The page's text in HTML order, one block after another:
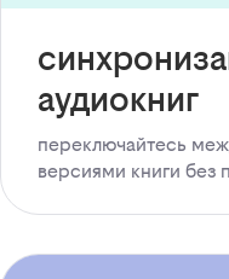
аудиокниг
переключайтесь
версиями книги без